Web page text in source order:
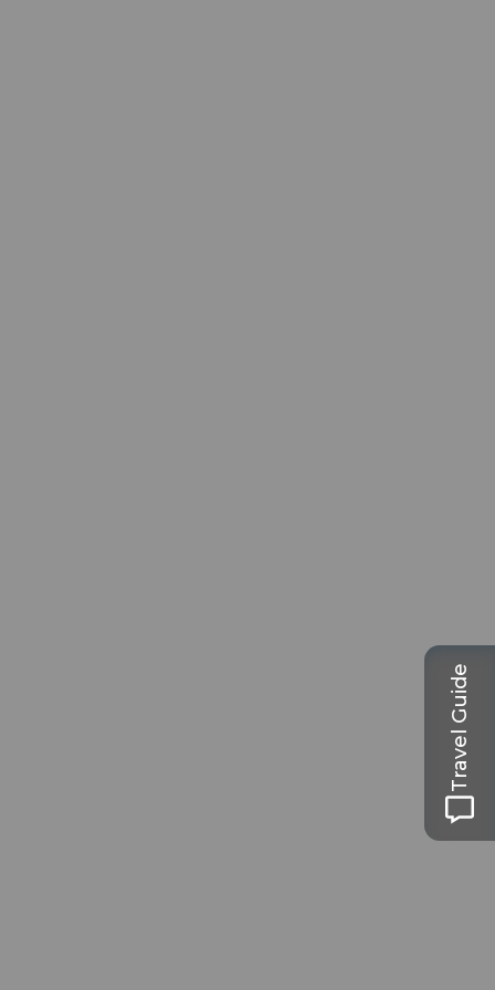
Travel Guide